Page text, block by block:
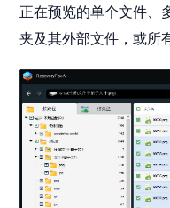
正在预览的单个文件、
夹及其外部文件，或所